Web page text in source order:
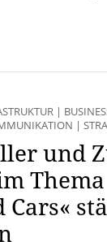
|
|
und
Thema
Cars«